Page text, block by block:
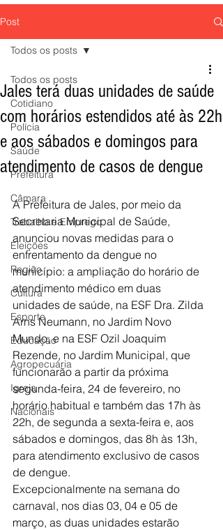
Post
Todos os posts
Cotidiano
Polícia
Saúde
Prefeitura
Câmara
Trabalho e Emprego
Eleições
Região
Cultura
Esporte
Educação
Agropecuária
Igreja
Nacionais
Todos os posts
Jales terá duas unidades de saúde
com horários estendidos até às 22h
e aos sábados e domingos para
atendimento de casos de dengue
A Prefeitura de Jales, por meio da
Secretaria Municipal de Saúde,
anunciou novas medidas para o
enfrentamento da dengue no
município: a ampliação do horário de
atendimento médico em duas
unidades de saúde, na ESF Dra. Zilda
Arns Neumann, no Jardim Novo
Mundo, e na ESF Ozil Joaquim
Rezende, no Jardim Municipal, que
funcionarão a partir da próxima
segunda-feira, 24 de fevereiro, no
horário habitual e também das 17h às
22h, de segunda a sexta-feira e, aos
sábados e domingos, das 8h às 13h,
para atendimento exclusivo de casos
de dengue.
Excepcionalmente na semana do
carnaval, nos dias 03, 04 e 05 de
março, as duas unidades estarão